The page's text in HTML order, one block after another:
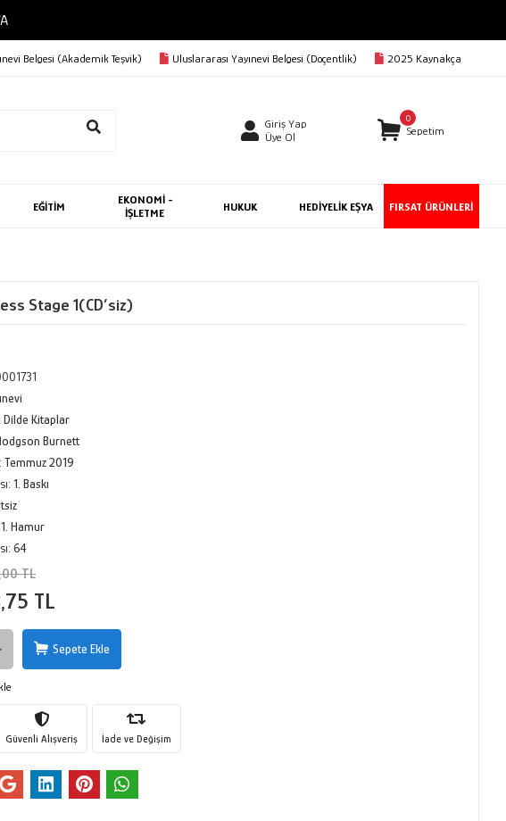
Belgesi (Akademik Teşvik) Uluslararası Yayınevi Belgesi (Doçentlik) 2025 Kaynakça
Giriş Yap
Üye Ol
0
Sepetim
EĞİTİM
EKONOMİ -
İŞLETME
HUKUK HEDİYELİK EŞYA FIRSAT ÜRÜNLERİ
Stage 1(CD’siz)
Dilde Kitaplar
Burnett
Temmuz 2019
1. Baskı
1. Hamur
64
TL
TL
Sepete Ekle
Güvenli Alışveriş İade ve Değişim